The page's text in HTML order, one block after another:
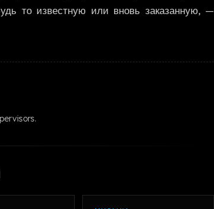
то известную или вновь заказанную, —